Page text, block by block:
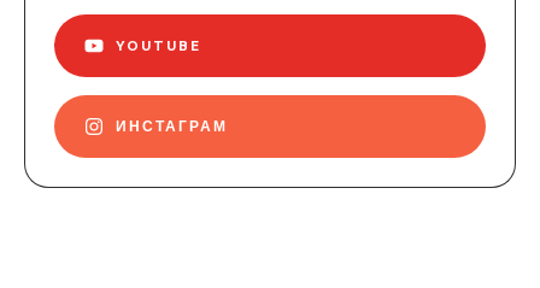
YOUTUBE
ИНСТАГРАМ